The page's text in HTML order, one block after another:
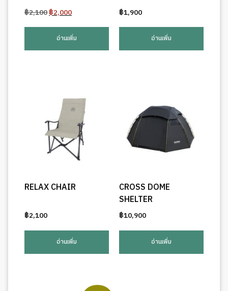
฿2,100Original
was:
฿2,100.
฿2,000Current
is:
฿2,000.
อ่านเพิ่ม
฿1,900
อ่านเพิ่ม
RELAX CHAIR
฿2,100
อ่านเพิ่ม
CROSS DOME
SHELTER
฿10,900
อ่านเพิ่ม